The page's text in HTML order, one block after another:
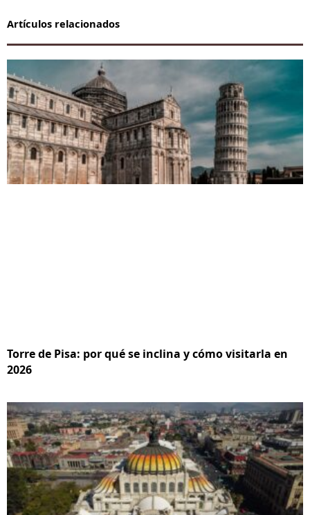
Artículos relacionados
Torre de Pisa: por qué se inclina y cómo visitarla en
2026